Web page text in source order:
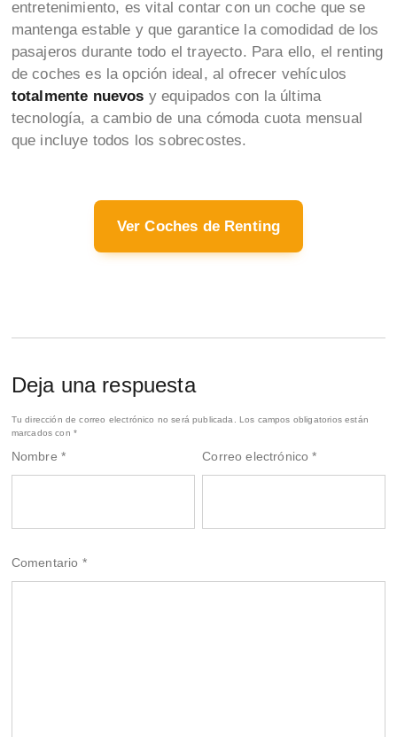
entretenimiento, es vital contar con un coche que se
mantenga estable y que garantice la comodidad de los
pasajeros durante todo el trayecto. Para ello, el renting
de coches es la opción ideal, al ofrecer vehículos
totalmente nuevos y equipados con la última
tecnología, a cambio de una cómoda cuota mensual
que incluye todos los sobrecostes.
Ver Coches de Renting
Deja una respuesta
Tu dirección de correo electrónico no será publicada.
Los campos obligatorios están
marcados con *
Nombre * Correo electrónico*
Comentario *